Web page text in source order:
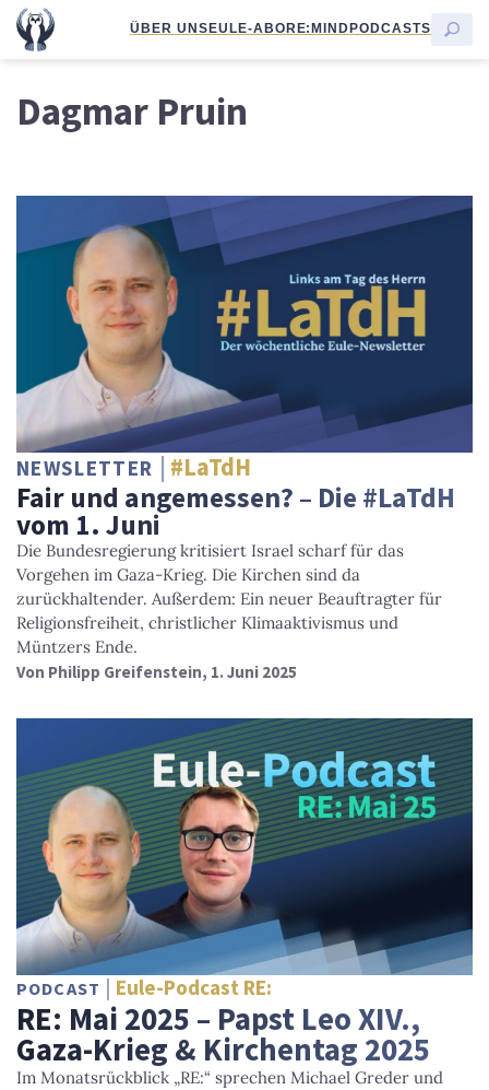
ÜBER UNSEULE-ABORE:MINDPODCASTS
Dagmar Pruin
NEWSLETTER #LaTdH
Fair und angemessen? – Die #LaTdH
vom 1. Juni
Die Bundesregierung kritisiert Israel scharf für das
Vorgehen im Gaza-Krieg. Die Kirchen sind da
zurückhaltender. Außerdem: Ein neuer Beauftragter für
Religionsfreiheit, christlicher Klimaaktivismus und
Müntzers Ende.
Von Philipp Greifenstein, 1. Juni 2025
PODCAST Eule-Podcast RE:
RE: Mai 2025 – Papst Leo XIV.,
Gaza-Krieg & Kirchentag 2025
Im Monatsrückblick „RE:“ sprechen Michael Greder und